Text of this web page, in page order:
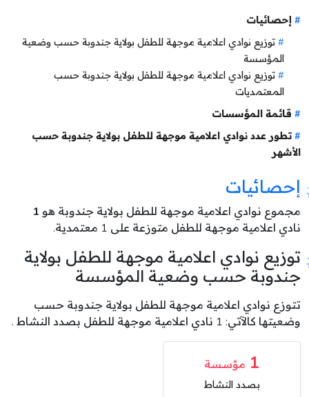
إحصائيات
توزيع نوادي اعلامية موجهة للطفل بولاية جندوبة حسب وضعية
المؤسسة
توزيع نوادي اعلامية موجهة للطفل بولاية جندوبة حسب
المعتمديات
قائمة المؤسسات
تطور عدد نوادي اعلامية موجهة للطفل بولاية جندوبة حسب
الأشهر
إحصائيات
مجموع نوادي اعلامية موجهة للطفل بولاية جندوبة هو 1
نادي اعلامية موجهة للطفل متوزعة على 1 معتمدية.
توزيع نوادي اعلامية موجهة للطفل بولاية
جندوبة حسب وضعية المؤسسة
تتوزع نوادي اعلامية موجهة للطفل بولاية جندوبة حسب
وضعيتها كالآتي: 1 نادي اعلامية موجهة للطفل بصدد النشاط .
1 مؤسسة
بصدد النشاط